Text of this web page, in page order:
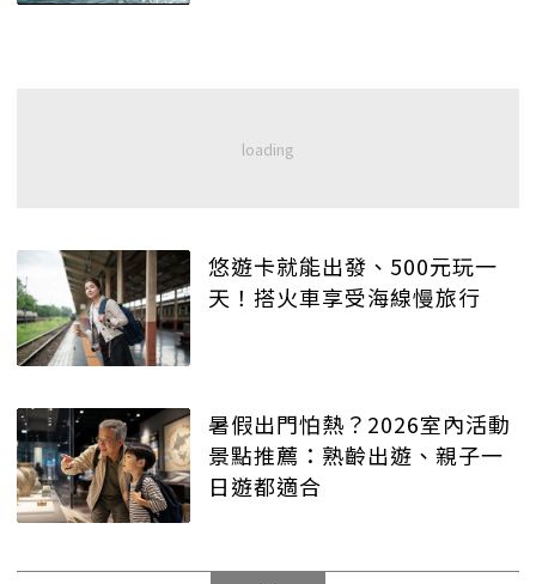
悠遊卡就能出發、500元玩一
天！搭火車享受海線慢旅行
暑假出門怕熱？2026室內活動
景點推薦：熟齡出遊、親子一
日遊都適合